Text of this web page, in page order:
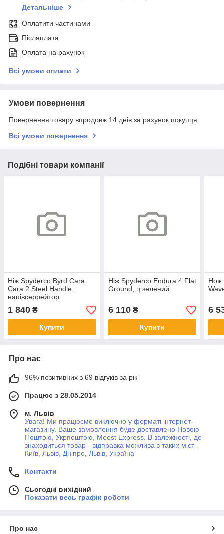
Детальніше
Оплатити частинами
Післяплата
Оплата на рахунок
Всі умови оплати
Умови повернення
Повернення товару впродовж 14 днів за рахунок покупця
Всі умови повернення
Подібні товари компанії
Ніж Spyderco Byrd Cara
Cara 2 Steel Handle,
напівсеррейтор
1 840 ₴
Купити
Ніж Spyderco Endura 4 Flat
Ground, ц:зелений
6 110₴
Купити
Нож
6
Про нас
96% позитивних з 69 відгуків за рік
Працює з 28.05.2014
м. Львів
Увага! Ми працюємо виключно у форматі інтернет-
магазину. Ваше замовлення буде доставлено Новою
Поштою, Укрпоштою, Meest Express. В залежності, де
знаходиться товар - відправка можлива з таких міст -
Київ, Львів, Дніпро, Львів, Україна
Контакти
Сьогодні вихідний
Показати весь графік роботи
Про нас